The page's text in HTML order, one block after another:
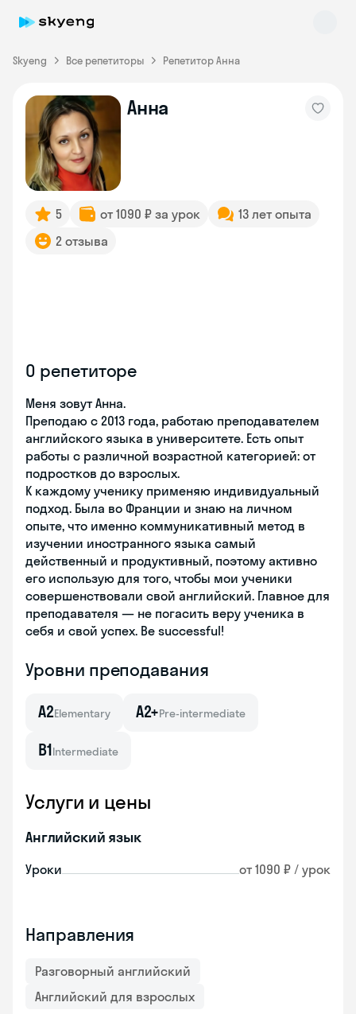
Skyeng Все репетиторы Репетитор Анна
Анна
5 от 1090 ₽ за урок
13 лет опыта
2 отзыва
О репетиторе
Меня зовут Анна.
Преподаю с 2013 года, работаю преподавателем
английского языка в университете. Есть опыт
работы с различной возрастной категорией: от
подростков до взрослых.
К каждому ученику применяю индивидуальный
подход. Была во Франции и знаю на личном
опыте, что именно коммуникативный метод в
изучении иностранного языка самый
действенный и продуктивный, поэтому активно
его использую для того, чтобы мои ученики
совершенствовали свой английский. Главное для
преподавателя — не погасить веру ученика в
себя и свой успех. Be successful!
Уровни преподавания
A2Elementary A2+Pre-intermediate
B1Intermediate
Услуги и цены
Английский язык
Уроки от 1090 ₽ / урок
Направления
Разговорный английский
Английский для взрослых
Skyeng Chat
online